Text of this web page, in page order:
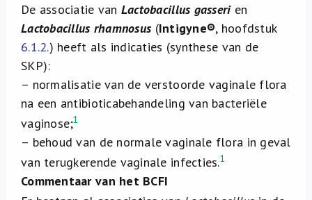
De associatie van Lactobacillus gasseri en
Lactobacillus rhamnosus (Intigyne®, hoofdstuk
6.1.2.) heeft als indicaties (synthese van de
SKP):
– normalisatie van de verstoorde vaginale flora
na een antibioticabehandeling van bacteriële
vaginose;1
– behoud van de normale vaginale flora in geval
van terugkerende vaginale infecties.1
Commentaar van het BCFI